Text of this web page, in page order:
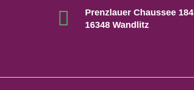
Prenzlauer Chaussee 184
16348 Wandlitz